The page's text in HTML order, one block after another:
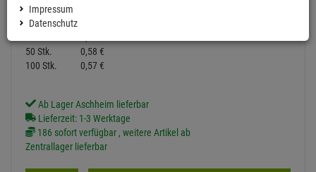
Bestellmenge
1 Stk.
50 Stk.
0,58 €
100 Stk.
0,57€
Ab Lager Aschheim lieferbar
Lieferzeit: 1-3 Werktage
186 sofort verfügbar , weitere Artikel ab
Zentrallager lieferbar
Impressum
Datenschutz